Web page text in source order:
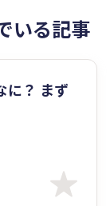
いる記事
に？ まず